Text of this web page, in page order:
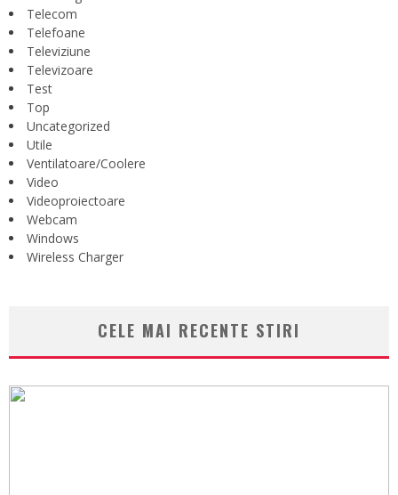
Telecom
Telefoane
Televiziune
Televizoare
Test
Top
Uncategorized
Utile
Ventilatoare/Coolere
Video
Videoproiectoare
Webcam
Windows
Wireless Charger
CELE MAI RECENTE STIRI